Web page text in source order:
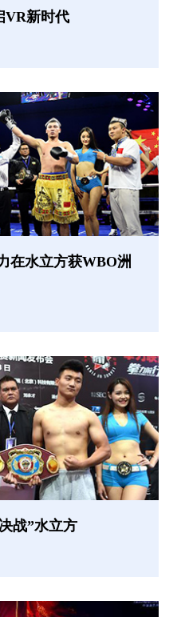
VR新时代
在水立方获WBO洲
战”水立方